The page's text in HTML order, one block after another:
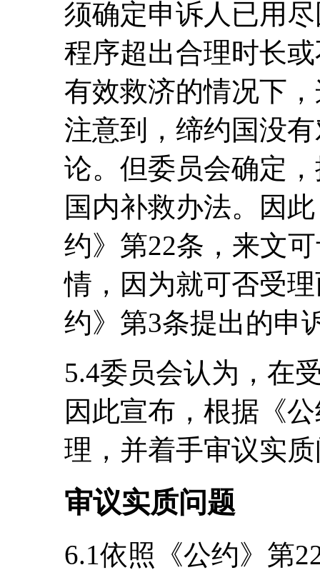
须确定申诉人已用
程序超出合理时长
有效救济的情况下
注意到，缔约国没
论。但委员会确定
国内补救办法。因
约》第22条，来文
情，因为就可否受
约》第3条提出的申
5.4委员会认为，在
因此宣布，根据《
理，并着手审议实
审议实质问题
6.1依照《公约》第